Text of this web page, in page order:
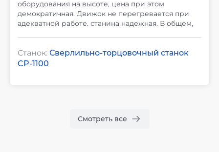
оборудования на высоте, цена при этом
демократичная. Движок не перегревается при
адекватной работе. станина надежная. В общем,
Станок: Сверлильно-торцовочный станок
CP-1100
Смотреть все